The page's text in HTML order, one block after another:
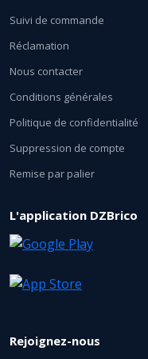
Suivi de commande
Réclamation
Nous contacter
Conditions générales
Politique de confidentialité
Suppression de compte
Remise par palier
L'application DZBrico
Rejoignez-nous